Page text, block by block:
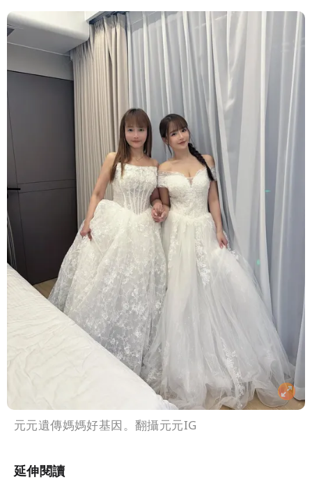
元元遺傳媽媽好基因。翻攝元元IG
延伸閱讀